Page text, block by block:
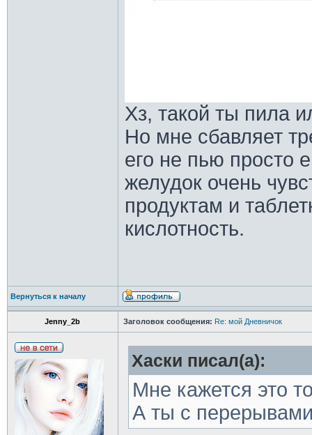
Хз, такой ты пила
Но мне сбавляет
его не пью просто
желудок очень
продуктам и
кислотность.
Вернуться к началу
Jenny_2b Заголовок сообщения: Re: мой Дневничок
Хаски писал(а):
Мне кажется это
А ты с